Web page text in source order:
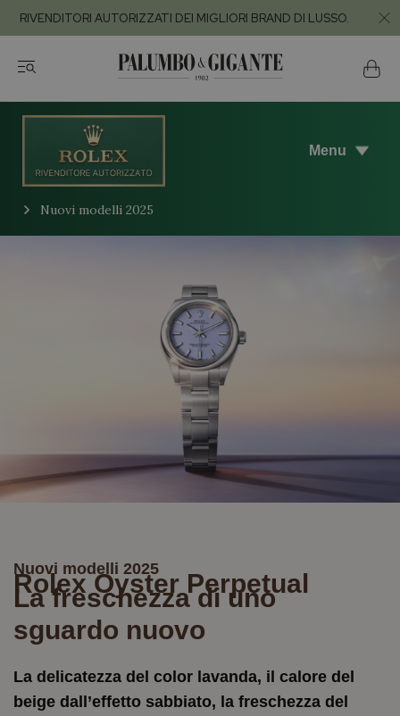
RIVENDITORI AUTORIZZATI DEI MIGLIORI BRAND DI LUSSO.
Menu
Nuovi modelli 2025
Nuovi modelli 2025
Rolex Oyster Perpetual
La freschezza di uno
sguardo nuovo
La delicatezza del color lavanda, il calore del
beige dall’effetto sabbiato, la freschezza del